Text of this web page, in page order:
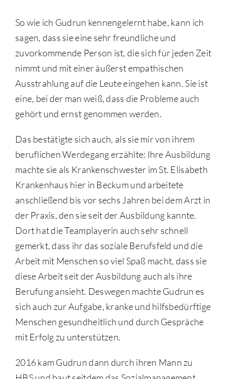
So wie ich Gudrun kennengelernt habe, kann ich
sagen, dass sie eine sehr freundliche und
zuvorkommende Person ist, die sich für jeden Zeit
nimmt und mit einer äußerst empathischen
Ausstrahlung auf die Leute eingehen kann. Sie ist
eine, bei der man weiß, dass die Probleme auch
gehört und ernst genommen werden.
Das bestätigte sich auch, als sie mir von ihrem
beruflichen Werdegang erzählte: Ihre Ausbildung
machte sie als Krankenschwester im St. Elisabeth
Krankenhaus hier in Beckum und arbeitete
anschließend bis vor sechs Jahren bei dem Arzt in
der Praxis, den sie seit der Ausbildung kannte.
Dort hat die Teamplayerin auch sehr schnell
gemerkt, dass ihr das soziale Berufsfeld und die
Arbeit mit Menschen so viel Spaß macht, dass sie
diese Arbeit seit der Ausbildung auch als ihre
Berufung ansieht. Deswegen machte Gudrun es
sich auch zur Aufgabe, kranke und hilfsbedürftige
Menschen gesundheitlich und durch Gespräche
mit Erfolg zu unterstützen.
2016 kam Gudrun dann durch ihren Mann zu